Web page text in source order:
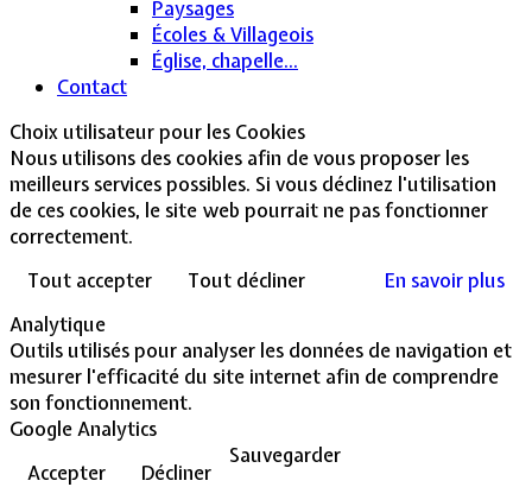
Paysages
Écoles & Villageois
Église, chapelle...
Contact
Choix utilisateur pour les Cookies
Nous utilisons des cookies afin de vous proposer les
meilleurs services possibles. Si vous déclinez l'utilisation
de ces cookies, le site web pourrait ne pas fonctionner
correctement.
Tout accepter
Tout décliner
En savoir plus
Analytique
Outils utilisés pour analyser les données de navigation et
mesurer l'efficacité du site internet afin de comprendre
son fonctionnement.
Google Analytics
Accepter
Décliner
Sauvegarder